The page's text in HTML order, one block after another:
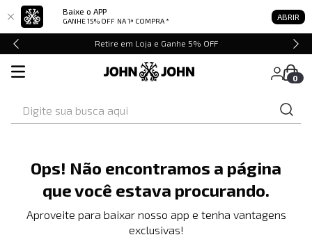
Baixe o APP
GANHE 15% OFF NA 1ª COMPRA * ABRIR
Retire em Loja e Ganhe 5% OFF
0
Ops! Não encontramos a página
que você estava procurando.
Aproveite para baixar nosso app e tenha vantagens
exclusivas!